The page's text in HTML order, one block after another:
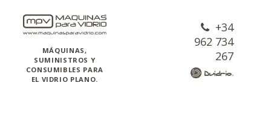
MÁQUINAS,
SUMINISTROS Y
CONSUMIBLES PARA
EL VIDRIO PLANO.
+34
962 734
267